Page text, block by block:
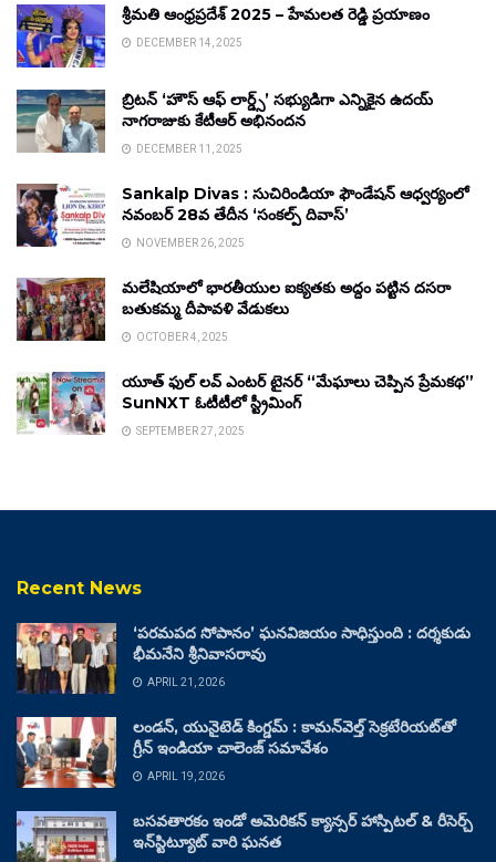
శ్రీమతి ఆంధ్రప్రదేశ్ 2025 – హేమలత రెడ్డి ప్రయాణం
DECEMBER 14, 2025
బ్రిటన్ ‘హౌస్ ఆఫ్ లార్డ్స్’ సభ్యుడిగా ఎన్నికైన ఉదయ్
నాగరాజుకు కేటీఆర్ అభినందన
DECEMBER 11, 2025
Sankalp Divas : సుచిరిండియా ఫౌండేషన్ ఆధ్వర్యంలో
నవంబర్ 28వ తేదీన ‘సంకల్ప్ దివాస్’
NOVEMBER 26, 2025
మలేషియాలో భారతీయుల ఐక్యతకు అద్దం పట్టిన దసరా
బతుకమ్మ దీపావళి వేడుకలు
OCTOBER 4, 2025
యూత్ ఫుల్ లవ్ ఎంటర్ టైనర్ “మేఘాలు చెప్పిన ప్రేమకథ”
SunNXT ఓటీటీలో స్ట్రీమింగ్
SEPTEMBER 27, 2025
Recent News
‘పరమపద సోపానం’ ఘనవిజయం సాధిస్తుంది : దర్శకుడు
భీమనేని శ్రీనివాసరావు
APRIL 21, 2026
లండన్, యునైటెడ్ కింగ్డమ్ : కామన్‌వెల్త్ సెక్రటేరియట్‌తో
గ్రీన్ ఇండియా చాలెంజ్ సమావేశం
APRIL 19, 2026
బసవతారకం ఇండో అమెరికన్ క్యాన్సర్ హాస్పిటల్ & రీసెర్చ్
ఇన్‌స్టిట్యూట్ వారి ఘనత